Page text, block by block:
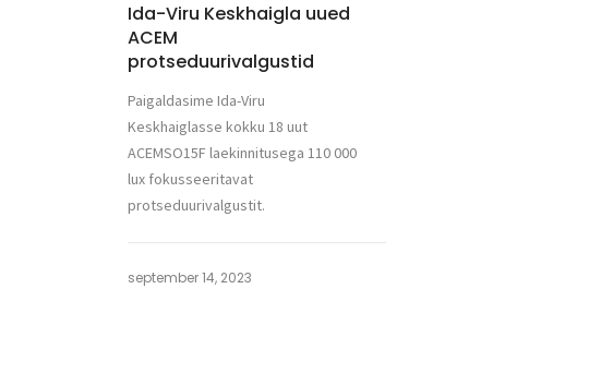
Ida-Viru Keskhaigla uued
ACEM
protseduurivalgustid
Paigaldasime Ida-Viru
Keskhaiglasse kokku 18 uut
ACEMSO15F laekinnitusega 110 000
lux fokusseeritavat
protseduurivalgustit.
september 14, 2023